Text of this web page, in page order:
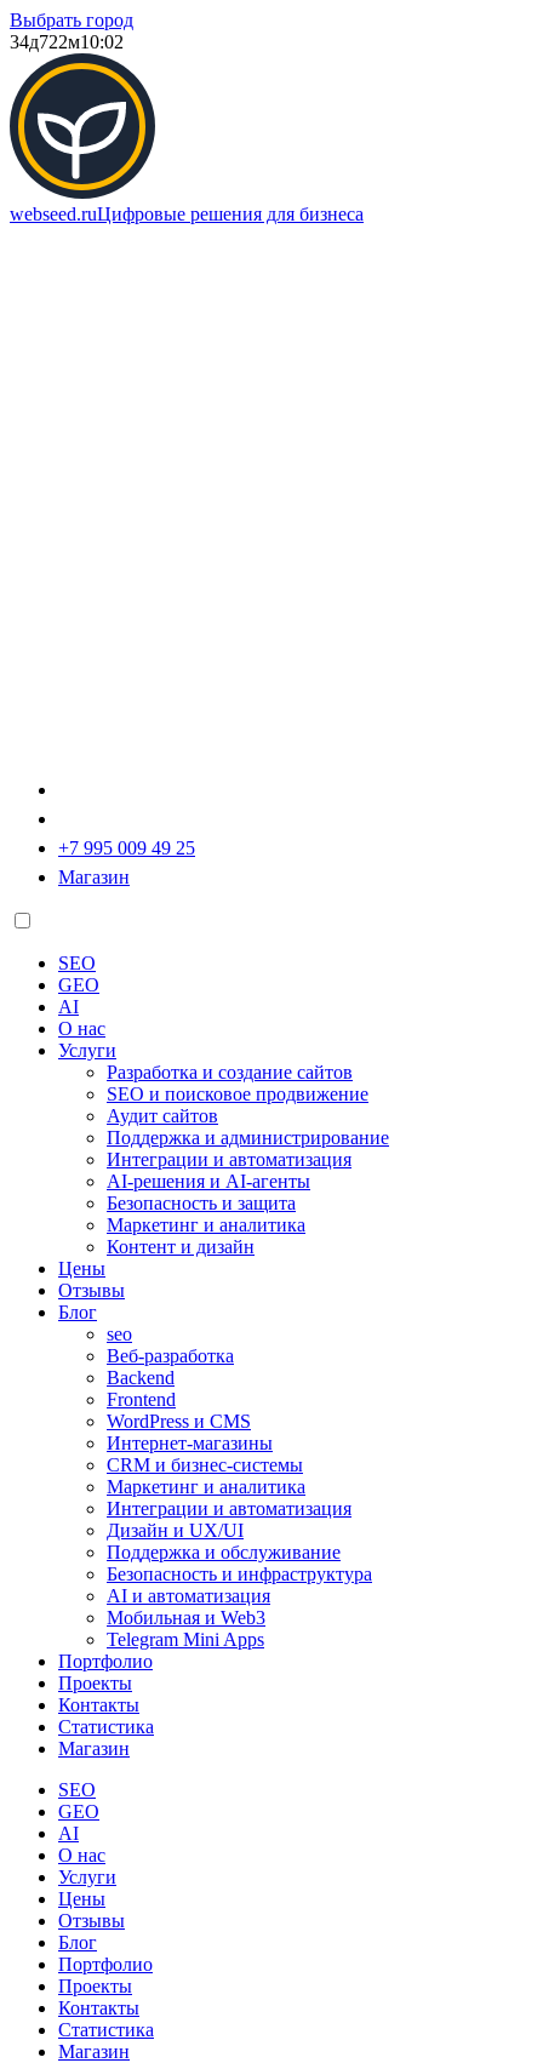
Выбрать город
34д722м10:02
webseed.ruЦифровые решения для бизнеса
+7 995 009 49 25
Магазин
SEO
GEO
AI
О нас
Услуги
Разработка и создание сайтов
SEO и поисковое продвижение
Аудит сайтов
Поддержка и администрирование
Интеграции и автоматизация
AI-решения и AI-агенты
Безопасность и защита
Маркетинг и аналитика
Контент и дизайн
Цены
Отзывы
Блог
seo
Веб-разработка
Backend
Frontend
WordPress и CMS
Интернет-магазины
CRM и бизнес-системы
Маркетинг и аналитика
Интеграции и автоматизация
Дизайн и UX/UI
Поддержка и обслуживание
Безопасность и инфраструктура
AI и автоматизация
Мобильная и Web3
Telegram Mini Apps
Портфолио
Проекты
Контакты
Статистика
Магазин
SEO
GEO
AI
О нас
Услуги
Цены
Отзывы
Блог
Портфолио
Проекты
Контакты
Статистика
Магазин